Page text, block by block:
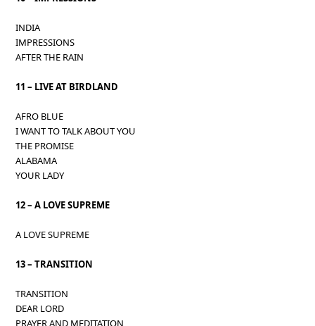
INDIA
IMPRESSIONS
AFTER THE RAIN
11 – LIVE AT BIRDLAND
AFRO BLUE
I WANT TO TALK ABOUT YOU
THE PROMISE
ALABAMA
YOUR LADY
12 – A LOVE SUPREME
A LOVE SUPREME
13 – TRANSITION
TRANSITION
DEAR LORD
PRAYER AND MEDITATION